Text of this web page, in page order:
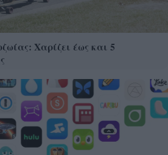
Χαρίζει έως και 5